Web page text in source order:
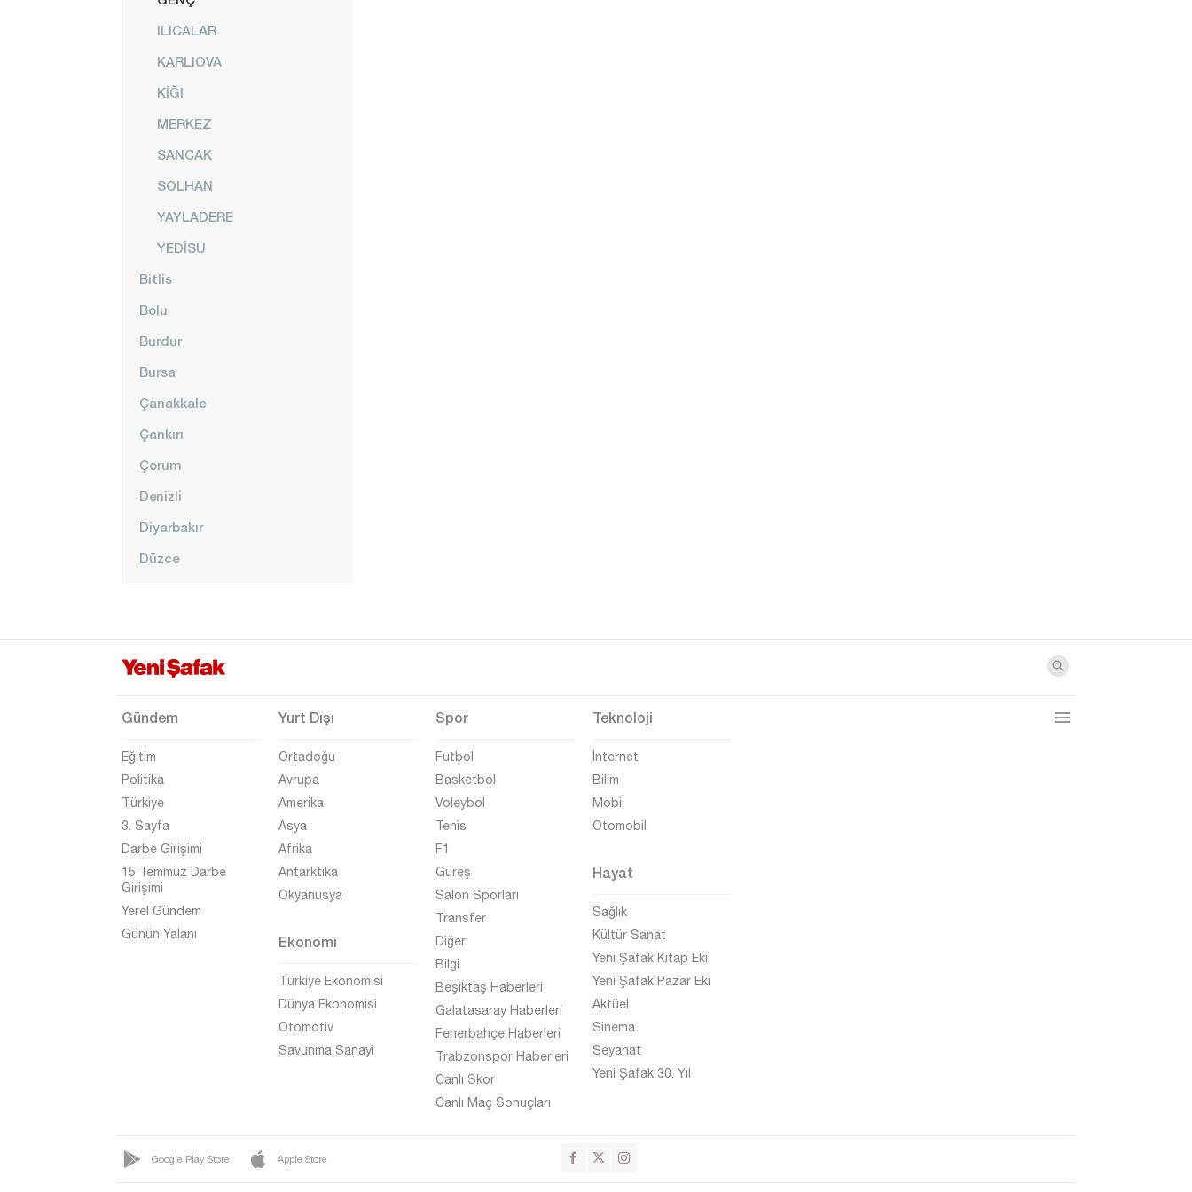
ILICALAR
KARLIOVA
KİĞI
MERKEZ
SANCAK
SOLHAN
YAYLADERE
YEDİSU
Bitlis
Bolu
Burdur
Bursa
Çanakkale
Çankırı
Çorum
Denizli
Diyarbakır
Düzce
Erzurum
Eskişehir
Giresun
Gümüşhane
Hakkari
Hatay
Iğdır
Isparta
Kırklareli
Gündem
Eğitim
Politika
Türkiye
3. Sayfa
Darbe Girişimi
15 Temmuz Darbe
Girişimi
Yerel Gündem
Günün Yalanı
Yurt Dışı
Ortadoğu
Avrupa
Amerika
Asya
Afrika
Antarktika
Okyanusya
Ekonomi
Türkiye Ekonomisi
Dünya Ekonomisi
Otomotiv
Savunma Sanayi
Spor
Futbol
Basketbol
Voleybol
Tenis
F1
Güreş
Salon Sporları
Transfer
Diğer
Bilgi
Beşiktaş Haberleri
Galatasaray Haberleri
Fenerbahçe Haberleri
Trabzonspor Haberleri
Canlı Skor
Canlı Maç Sonuçları
Teknoloji
İnternet
Bilim
Mobil
Otomobil
Hayat
Sağlık
Kültür Sanat
Yeni Şafak Kitap Eki
Yeni Şafak Pazar Eki
Aktüel
Sinema
Seyahat
Yeni Şafak 30. Yıl
Google Play Store Apple Store